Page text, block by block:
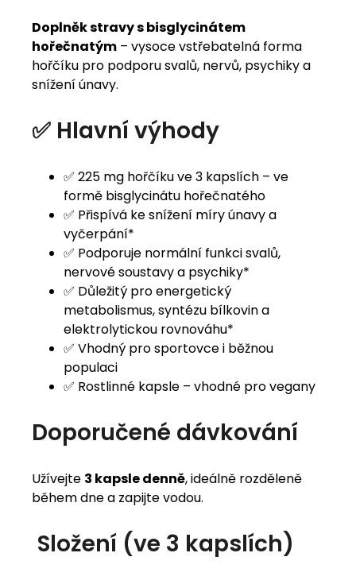
Doplněk stravy s bisglycinátem
hořečnatým – vysoce vstřebatelná forma
hořčíku pro podporu svalů, nervů, psychiky a
snížení únavy.
✅ Hlavní výhody
✅ 225 mg hořčíku ve 3 kapslích – ve
formě bisglycinátu hořečnatého
✅ Přispívá ke snížení míry únavy a
vyčerpání*
✅ Podporuje normální funkci svalů,
nervové soustavy a psychiky*
✅ Důležitý pro energetický
metabolismus, syntézu bílkovin a
elektrolytickou rovnováhu*
✅ Vhodný pro sportovce i běžnou
populaci
✅ Rostlinné kapsle – vhodné pro vegany
Doporučené dávkování
Užívejte 3 kapsle denně, ideálně rozděleně
během dne a zapijte vodou.
Složení (ve 3 kapslích)